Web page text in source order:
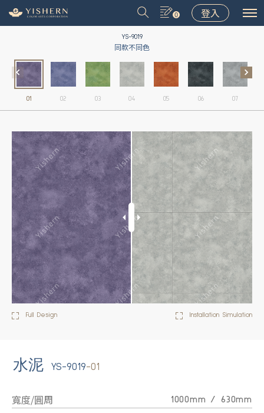
0 登入
YS-9019
同款不同色
01 02 03 04 05 06 07
Full Design Installation Simulation
水泥 YS-9019-01
寬度/圓周 1000mm / 630mm